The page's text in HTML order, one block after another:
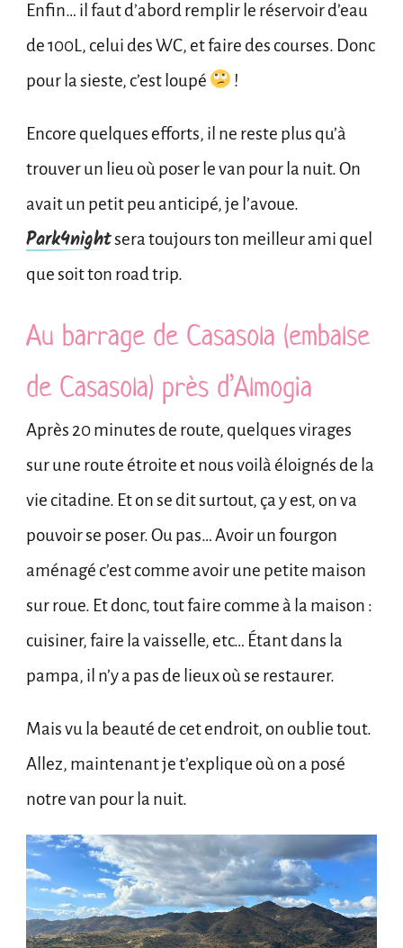
Enfin… il faut d’abord remplir le réservoir d’eau
de 100L, celui des WC, et faire des courses. Donc
pour la sieste, c’est loupé
!
Encore quelques efforts, il ne reste plus qu’à
trouver un lieu où poser le van pour la nuit. On
avait un petit peu anticipé, je l’avoue.
Park4nightsera toujours ton meilleur ami quel
que soit ton road trip.
Au barrage de Casasola (embalse
de Casasola) près d’Almogia
Après 20 minutes de route, quelques virages
sur une route étroite et nous voilà éloignés de la
vie citadine. Et on se dit surtout, ça y est, on va
pouvoir se poser. Ou pas… Avoir un fourgon
aménagé c’est comme avoir une petite maison
sur roue. Et donc, tout faire comme à la maison :
cuisiner, faire la vaisselle, etc… Étant dans la
pampa, il n’y a pas de lieux où se restaurer.
Mais vu la beauté de cet endroit, on oublie tout.
Allez, maintenant je t’explique où on a posé
notre van pour la nuit.